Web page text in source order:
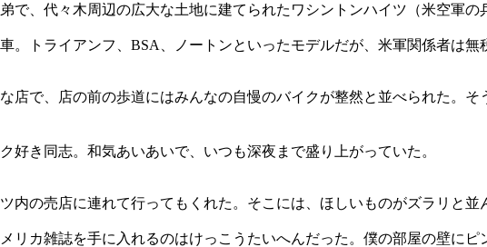
で、代々木周辺の広大な土地に建てられたワシントンハイツ（米空軍
。トライアンフ、BSA、ノートンといったモデルだが、米軍関係者は
店で、店の前の歩道にはみんなの自慢のバイクが整然と並べられた。
好き同志。和気あいあいで、いつも深夜まで盛り上がっていた。
内の売店に連れて行ってもくれた。そこには、ほしいものがズラリと並
リカ雑誌を手に入れるのはけっこうたいへんだった。僕の部屋の壁に